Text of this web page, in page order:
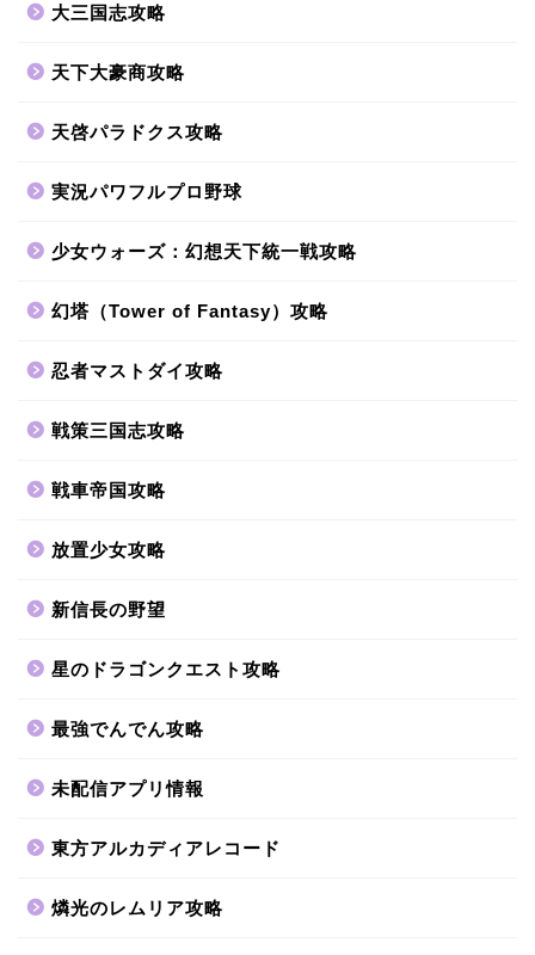
大三国志攻略
天下大豪商攻略
天啓パラドクス攻略
実況パワフルプロ野球
少女ウォーズ：幻想天下統一戦攻略
幻塔（Tower of Fantasy）攻略
忍者マストダイ攻略
戦策三国志攻略
戦車帝国攻略
放置少女攻略
新信長の野望
星のドラゴンクエスト攻略
最強でんでん攻略
未配信アプリ情報
東方アルカディアレコード
燐光のレムリア攻略